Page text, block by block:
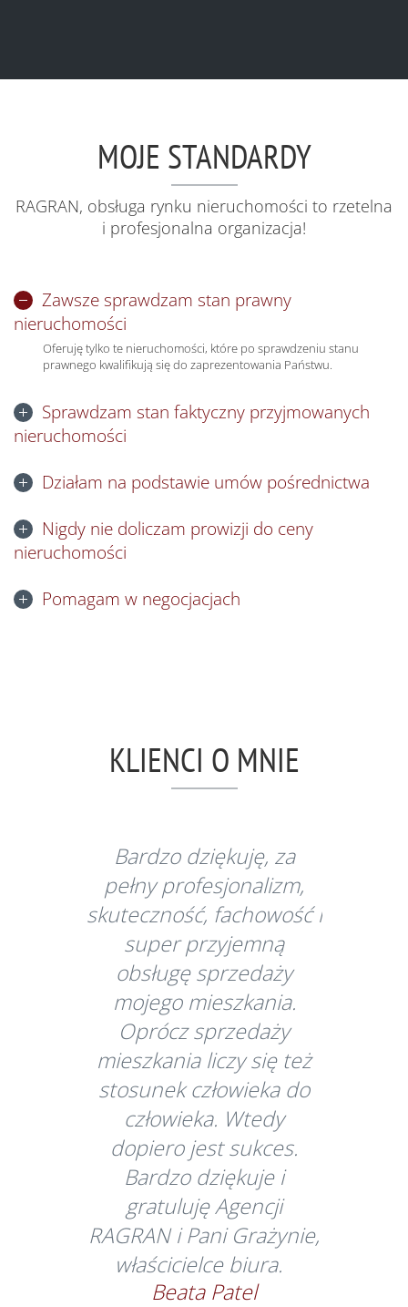
MOJE STANDARDY
RAGRAN, obsługa rynku nieruchomości to rzetelna
i profesjonalna organizacja!
Zawsze sprawdzam stan prawny
nieruchomości
Oferuję tylko te nieruchomości, które po sprawdzeniu stanu
prawnego kwalifikują się do zaprezentowania Państwu.
Sprawdzam stan faktyczny przyjmowanych
nieruchomości
Działam na podstawie umów pośrednictwa
Nigdy nie doliczam prowizji do ceny
nieruchomości
Pomagam w negocjacjach
KLIENCI O MNIE
Bardzo dziękuję, za
pełny profesjonalizm,
skuteczność, fachowość i
super przyjemną
obsługę sprzedaży
mojego mieszkania.
Oprócz sprzedaży
mieszkania liczy się też
stosunek człowieka do
człowieka. Wtedy
dopiero jest sukces.
Bardzo dziękuje i
gratuluję Agencji
RAGRAN i Pani Grażynie,
właścicielce biura.
Beata Patel